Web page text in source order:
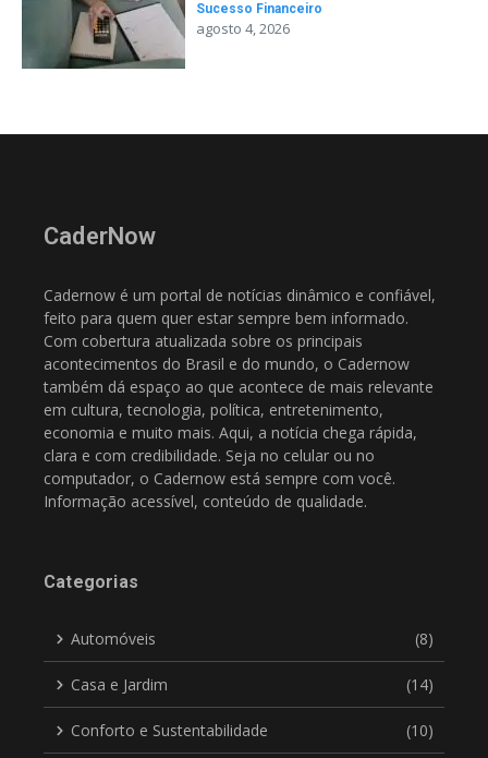
Sucesso Financeiro
agosto 4, 2026
CaderNow
Cadernow é um portal de notícias dinâmico e confiável,
feito para quem quer estar sempre bem informado.
Com cobertura atualizada sobre os principais
acontecimentos do Brasil e do mundo, o Cadernow
também dá espaço ao que acontece de mais relevante
em cultura, tecnologia, política, entretenimento,
economia e muito mais. Aqui, a notícia chega rápida,
clara e com credibilidade. Seja no celular ou no
computador, o Cadernow está sempre com você.
Informação acessível, conteúdo de qualidade.
Categorias
Automóveis (8)
Casa e Jardim (14)
Conforto e Sustentabilidade (10)